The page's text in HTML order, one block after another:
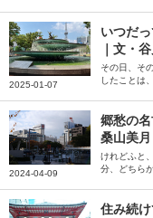
2025-01-07
いつだ
｜文・
その日、そ
したことは
ていただきま
2024-04-09
郷愁の
桑山美月
けれどふと
分、どちら
住み続